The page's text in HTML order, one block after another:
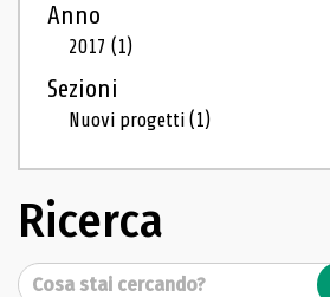
Anno
2017(1)
Sezioni
Nuovi progetti(1)
Ricerca
Cerca